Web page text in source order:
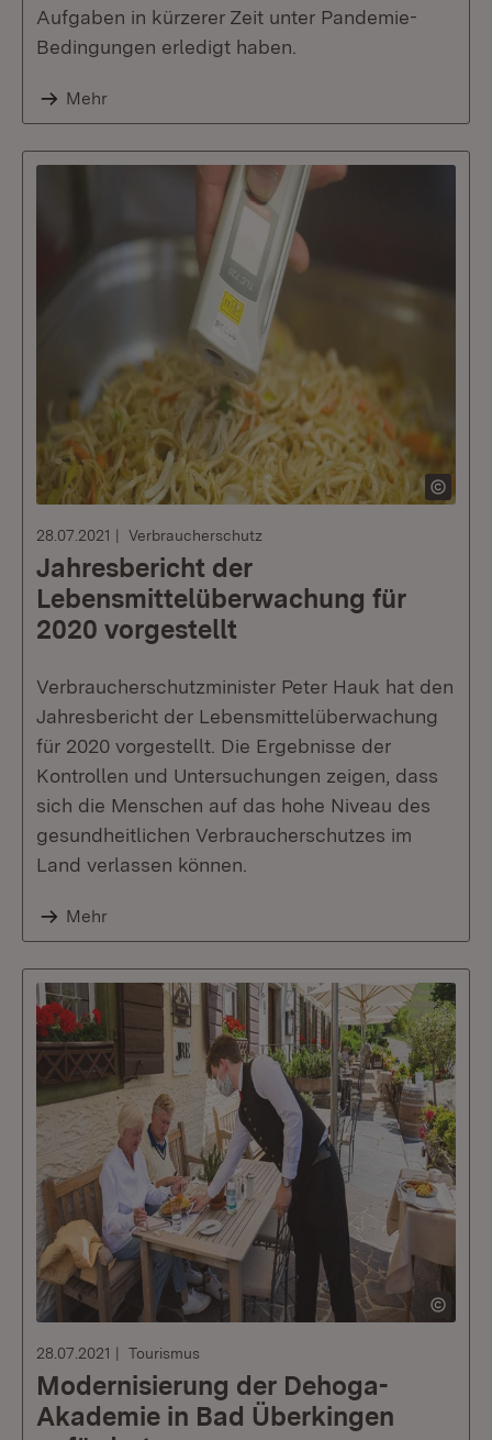
Aufgaben in kürzerer Zeit unter Pandemie-
Bedingungen erledigt haben.
Mehr
28.07.2021 Verbraucherschutz
Jahresbericht der
Lebensmittelüberwachung für
2020 vorgestellt
Verbraucherschutzminister Peter Hauk hat den
Jahresbericht der Lebensmittelüberwachung
für 2020 vorgestellt. Die Ergebnisse der
Kontrollen und Untersuchungen zeigen, dass
sich die Menschen auf das hohe Niveau des
gesundheitlichen Verbraucherschutzes im
Land verlassen können.
Mehr
28.07.2021 Tourismus
Modernisierung der Dehoga-
Akademie in Bad Überkingen